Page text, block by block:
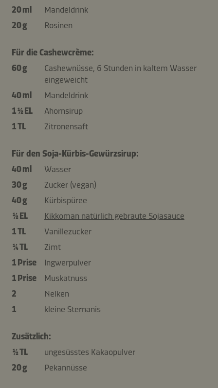
20 ml
Mandeldrink
20 g
Rosinen
Für die Cashewcrème:
60 g
Cashewnüsse, 6 Stunden in kaltem Wasser
eingeweicht
40 ml
Mandeldrink
1 ½ EL
Ahornsirup
1 TL
Zitronensaft
Für den Soja-Kürbis-Gewürzsirup:
40 ml
Wasser
30 g
Zucker (vegan)
40 g
Kürbispüree
½ EL
Kikkoman natürlich gebraute Sojasauce
1 TL
Vanillezucker
¼ TL
Zimt
1 Prise
Ingwerpulver
1 Prise
Muskatnuss
2
Nelken
1
kleine Sternanis
Zusätzlich:
½ TL
ungesüsstes Kakaopulver
20 g
Pekannüsse